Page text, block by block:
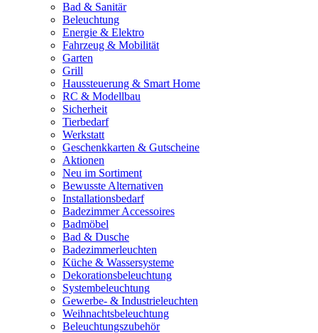
Bad & Sanitär
Beleuchtung
Energie & Elektro
Fahrzeug & Mobilität
Garten
Grill
Haussteuerung & Smart Home
RC & Modellbau
Sicherheit
Tierbedarf
Werkstatt
Geschenkkarten & Gutscheine
Aktionen
Neu im Sortiment
Bewusste Alternativen
Installationsbedarf
Badezimmer Accessoires
Badmöbel
Bad & Dusche
Badezimmerleuchten
Küche & Wassersysteme
Dekorationsbeleuchtung
Systembeleuchtung
Gewerbe- & Industrieleuchten
Weihnachtsbeleuchtung
Beleuchtungszubehör